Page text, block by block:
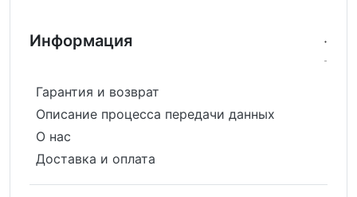
Информация
Гарантия и возврат
Описание процесса передачи данных
О нас
Доставка и оплата